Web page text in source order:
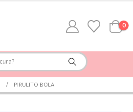
0
PIRULITO BOLA